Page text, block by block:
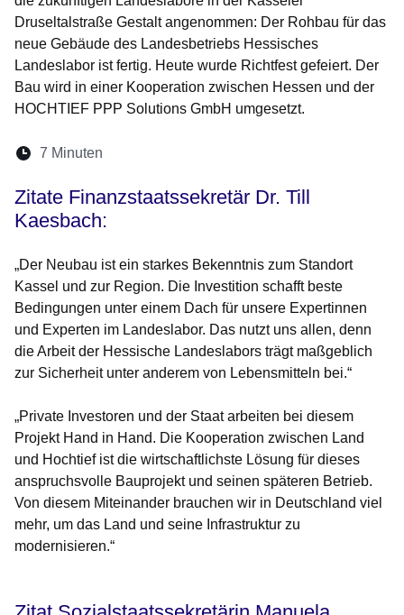
Druseltalstraße Gestalt angenommen: Der Rohbau für das
neue Gebäude des Landesbetriebs Hessisches
Landeslabor ist fertig. Heute wurde Richtfest gefeiert. Der
Bau wird in einer Kooperation zwischen Hessen und der
HOCHTIEF PPP Solutions GmbH umgesetzt.
Lesedauer:
7 Minuten
Zitate Finanzstaatssekretär Dr. Till
Kaesbach:
„Der Neubau ist ein starkes Bekenntnis zum Standort
Kassel und zur Region. Die Investition schafft beste
Bedingungen unter einem Dach für unsere Expertinnen
und Experten im Landeslabor. Das nutzt uns allen, denn
die Arbeit der Hessische Landeslabors trägt maßgeblich
zur Sicherheit unter anderem von Lebensmitteln bei.“
„Private Investoren und der Staat arbeiten bei diesem
Projekt Hand in Hand. Die Kooperation zwischen Land
und Hochtief ist die wirtschaftlichste Lösung für dieses
anspruchsvolle Bauprojekt und seinen späteren Betrieb.
Von diesem Miteinander brauchen wir in Deutschland viel
mehr, um das Land und seine Infrastruktur zu
modernisieren.“